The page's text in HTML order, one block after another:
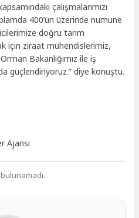
çalışmalarımızı
400’ün üzerinde numune
doğru tarım
için ziraat mühendislerimiz,
Bakanlığımız ile iş
güçlendiriyoruz.” diye konuştu.
Ajansı